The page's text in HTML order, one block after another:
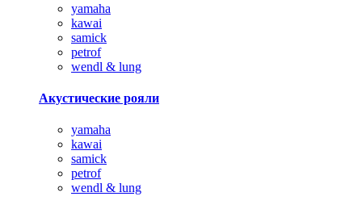
yamaha
kawai
samick
petrof
wendl & lung
Акустические рояли
yamaha
kawai
samick
petrof
wendl & lung